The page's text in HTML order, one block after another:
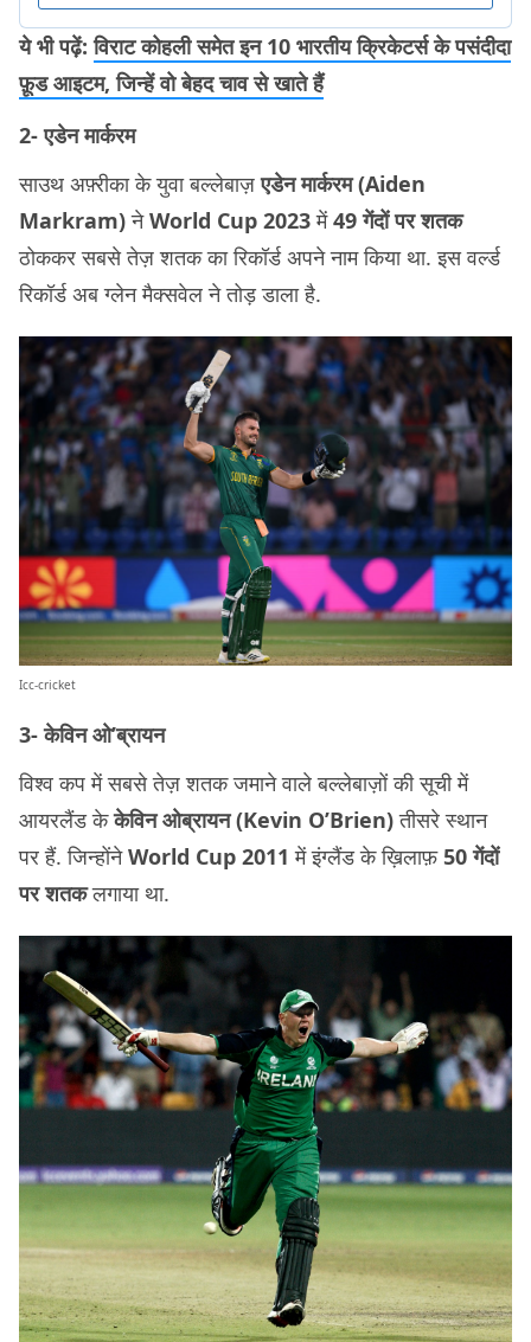
ये भी पढ़ें:विराट कोहली समेत इन 10 भारतीय क्रिकेटर्स के पसंदीदा
फ़ूड आइटम, जिन्हें वो बेहद चाव से खाते हैं
2- एडेन मार्करम
साउथ अफ़्रीका के युवा बल्लेबाज़एडेन मार्करम (Aiden
Markram)नेWorld Cup 2023में49 गेंदों पर शतक
ठोककर सबसे तेज़ शतक का रिकॉर्ड अपने नाम किया था. इस वर्ल्ड
रिकॉर्ड अब ग्लेन मैक्सवेल ने तोड़ डाला है.
Icc-cricket
3- केविन ओ’ब्रायन
विश्व कप में सबसे तेज़ शतक जमाने वाले बल्लेबाज़ों की सूची में
आयरलैंड केकेविन ओब्रायन (Kevin O’Brien)तीसरे स्थान
पर हैं. जिन्होंनेWorld Cup 2011 में इंग्लैंड के ख़िलाफ़ 50 गेंदों
पर शतकलगाया था.